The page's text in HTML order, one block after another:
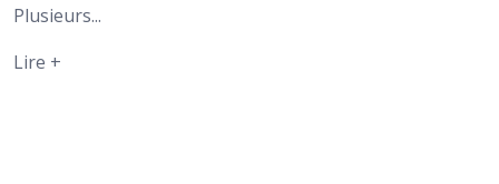
Plusieurs...
Lire +